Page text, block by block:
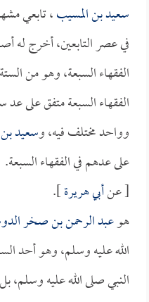
سعيد بن المسيب، تابعي
في عصر التابعين، أخرج
الفقهاء السبعة، وهو من
الفقهاء السبعة متفق على عد
وواحد مختلف فيه، وسعيد
على عدهم في الفقهاء السبعة.
[ عنأبي هريرة].
هوعبد الرحمن بن صخر
الله عليه وسلم، وهو أحد
النبي صلى الله عليه وسلم،